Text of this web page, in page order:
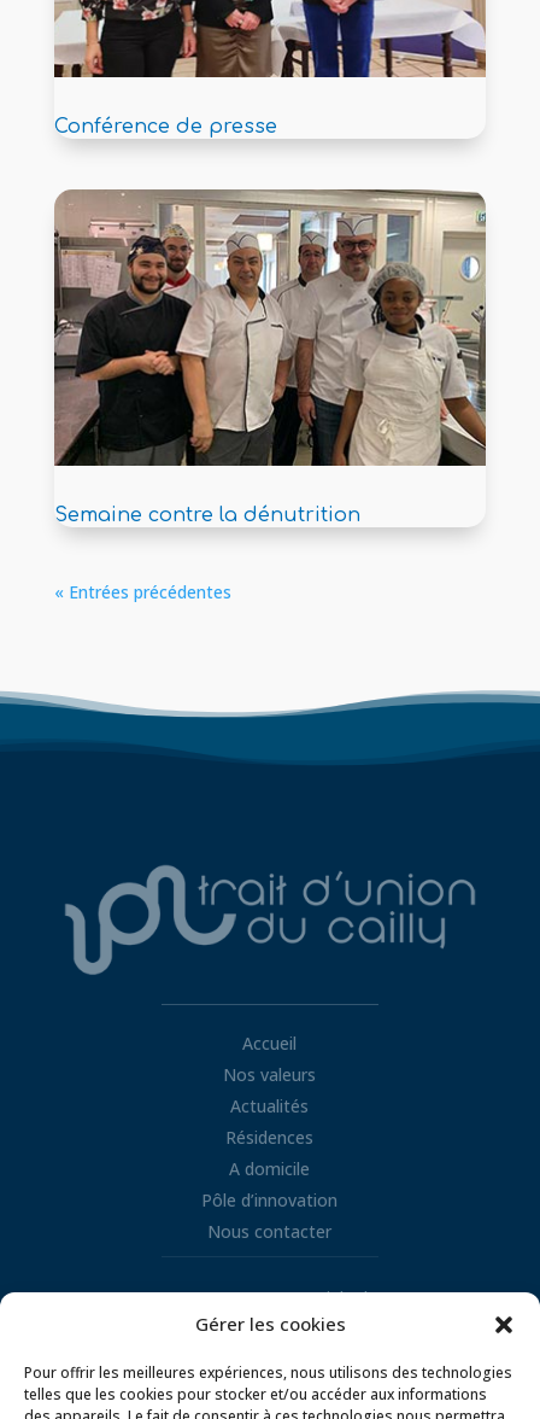
Gérer les cookies
Pour offrir les meilleures expériences, nous utilisons des technologies
telles que les cookies pour stocker et/ou accéder aux informations
Conférence de presse
Semaine contre la dénutrition
« Entrées précédentes
Accueil
Nos valeurs
Actualités
Résidences
A domicile
Pôle d’innovation
Nous contacter
Retrouvez nous sur LinkedIn